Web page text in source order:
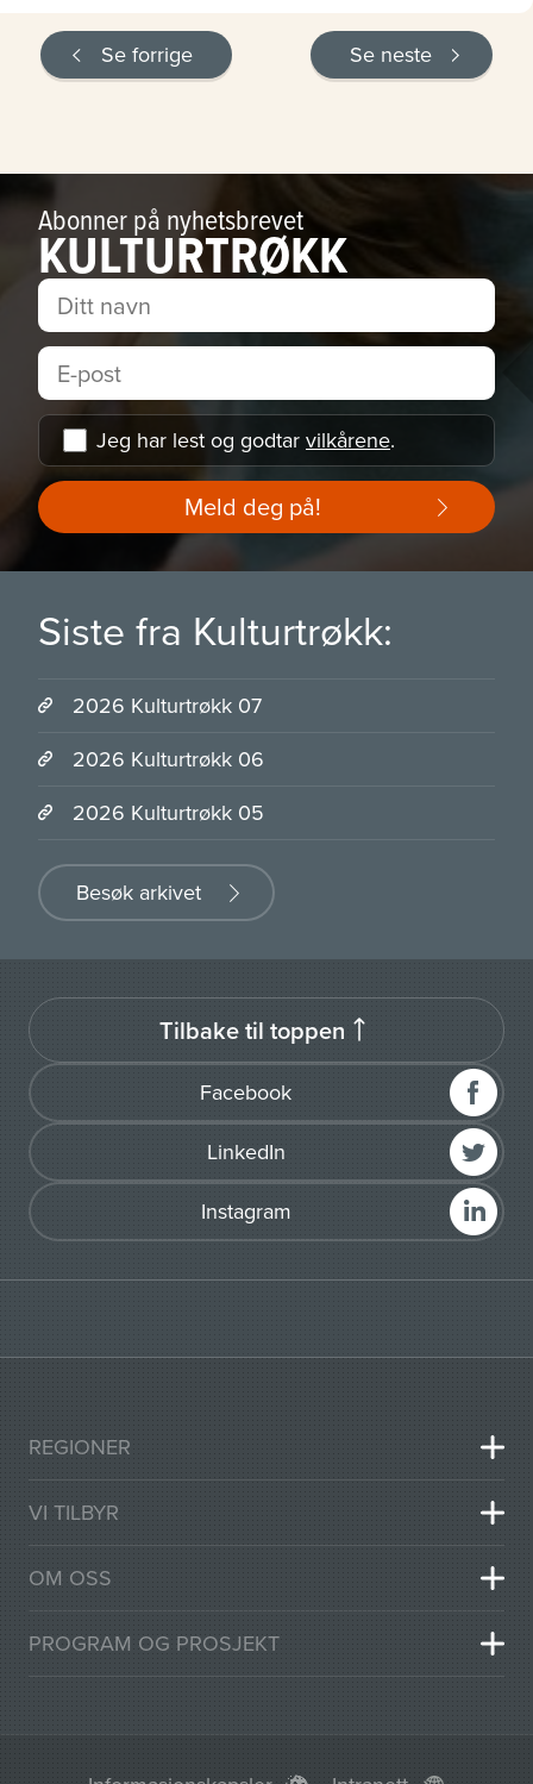
Se forrige Se neste
Abonner på nyhetsbrevet
KULTURTRØKK
Jeg har lest og godtar vilkårene.
Meld deg på!
Siste fra Kulturtrøkk:
2026 Kulturtrøkk 07
2026 Kulturtrøkk 06
2026 Kulturtrøkk 05
Besøk arkivet
Facebook
LinkedIn
Instagram
Tilbake til toppen
REGIONER
VI TILBYR
OM OSS
PROGRAM OG PROSJEKT